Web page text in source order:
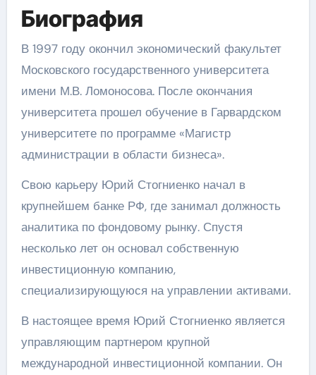
Биография
В 1997 году окончил экономический факультет
Московского государственного университета
имени М.В. Ломоносова. После окончания
университета прошел обучение в Гарвардском
университете по программе «Магистр
администрации в области бизнеса».
Свою карьеру Юрий Стогниенко начал в
крупнейшем банке РФ, где занимал должность
аналитика по фондовому рынку. Спустя
несколько лет он основал собственную
инвестиционную компанию,
специализирующуюся на управлении активами.
В настоящее время Юрий Стогниенко является
управляющим партнером крупной
международной инвестиционной компании. Он